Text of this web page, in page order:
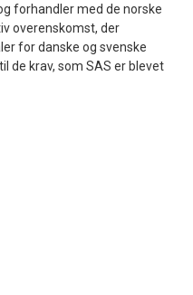
forhandler med de norske
overenskomst, der
for danske og svenske
de krav, som SAS er blevet